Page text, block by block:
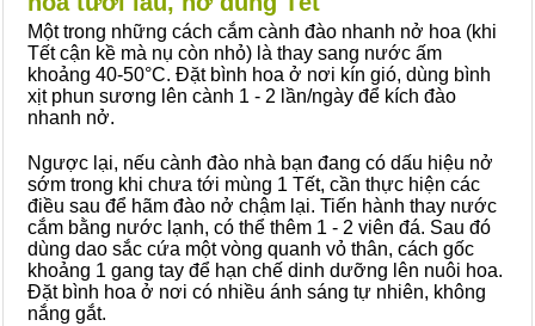
Một trong những cách cắm cành đào nhanh nở hoa (khi
Tết cận kề mà nụ còn nhỏ) là thay sang nước ấm
khoảng 40-50°C. Đặt bình hoa ở nơi kín gió, dùng bình
xịt phun sương lên cành 1 - 2 lần/ngày để kích đào
nhanh nở.
Ngược lại, nếu cành đào nhà bạn đang có dấu hiệu nở
sớm trong khi chưa tới mùng 1 Tết, cần thực hiện các
điều sau để hãm đào nở chậm lại. Tiến hành thay nước
cắm bằng nước lạnh, có thể thêm 1 - 2 viên đá. Sau đó
dùng dao sắc cứa một vòng quanh vỏ thân, cách gốc
khoảng 1 gang tay để hạn chế dinh dưỡng lên nuôi hoa.
Đặt bình hoa ở nơi có nhiều ánh sáng tự nhiên, không
nắng gắt.